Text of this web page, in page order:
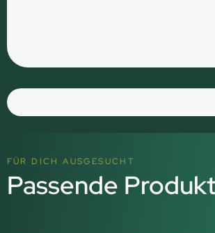
FÜR DICH AUSGESUCHT
Passende